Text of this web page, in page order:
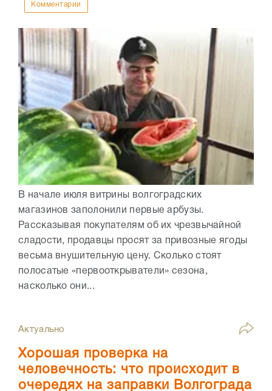
Комментарии
В начале июля витрины волгоградских
магазинов заполонили первые арбузы.
Рассказывая покупателям об их чрезвычайной
сладости, продавцы просят за привозные ягоды
весьма внушительную цену. Сколько стоят
полосатые «первооткрыватели» сезона,
насколько они...
Актуально
Хорошая проверка на
человечность: что происходит в
очередях на заправки Волгограда